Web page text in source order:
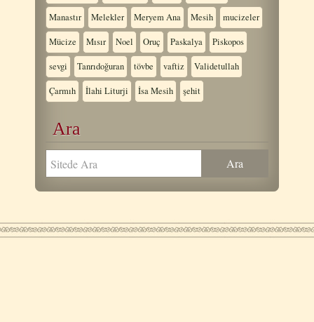
Manastır Melekler Meryem Ana Mesih mucizeler
Mücize Mısır Noel Oruç Paskalya Piskopos
sevgi Tanrıdoğuran tövbe vaftiz Validetullah
Çarmıh İlahi Liturji İsa Mesih şehit
Ara